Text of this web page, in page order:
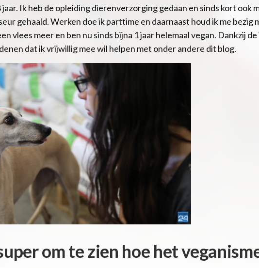
jaar. Ik heb de opleiding dierenverzorging gedaan en sinds kort ook
gehaald. Werken doe ik parttime en daarnaast houd ik me
vlees meer en ben nu sinds bijna 1 jaar helemaal vegan. Dankzij
dat ik vrijwillig mee wil helpen met onder andere dit blog.
om te zien hoe het